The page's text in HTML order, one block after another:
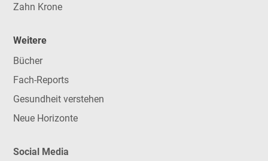
Zahn Krone
Weitere
Bücher
Fach-Reports
Gesundheit verstehen
Neue Horizonte
Social Media